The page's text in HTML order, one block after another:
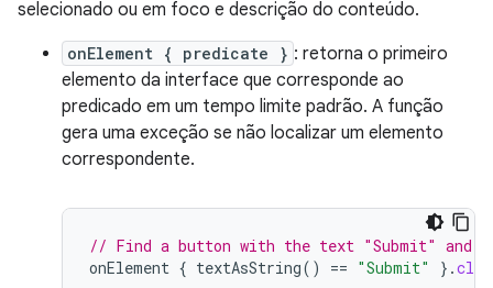
selecionado ou em foco e descrição do conteúdo.
onElement { predicate } : retorna o primeiro
elemento da interface que corresponde ao
predicado em um tempo limite padrão. A função
gera uma exceção se não localizar um elemento
correspondente.
// Find a button with the text "Submit" and
onElement { textAsString() == "Submit" }.